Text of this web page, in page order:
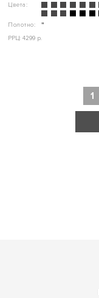
Цвета:
Полотно:
"
РРЦ: 4299 р.
1